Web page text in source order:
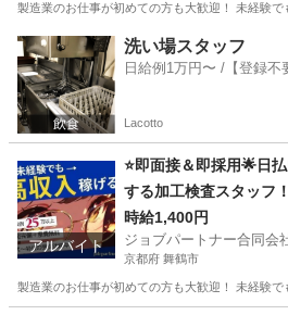
製造業のお仕事が初めての方も大歓迎！ 未経験
広島 竹原市 工場 スタッフ
洗い場スタッフ
日給例1万円〜 /【登録
Lacotto
アルバイト
⭐即面接＆即採用🌟日
する加工検査スタッフ！
時給1,400円
ジョブパートナー合同会
京都府 舞鶴市
製造業のお仕事が初めての方も大歓迎！ 未経験